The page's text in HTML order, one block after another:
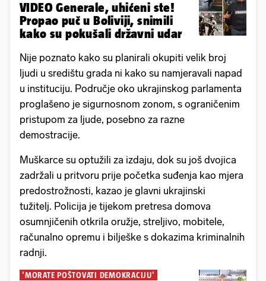
VIDEO Generale, uhićeni ste!
Propao puč u Boliviji, snimili
kako su pokušali državni udar
Nije poznato kako su planirali okupiti velik broj
ljudi u središtu grada ni kako su namjeravali napad
u instituciju. Područje oko ukrajinskog parlamenta
proglašeno je sigurnosnom zonom, s ograničenim
pristupom za ljude, posebno za razne
demostracije.
Muškarce su optužili za izdaju, dok su još dvojica
zadržali u pritvoru prije početka suđenja kao mjera
predostrožnosti, kazao je glavni ukrajinski
tužitelj. Policija je tijekom pretresa domova
osumnjičenih otkrila oružje, streljivo, mobitele,
računalno opremu i bilješke s dokazima kriminalnih
radnji.
'MORATE POŠTOVATI DEMOKRACIJU'